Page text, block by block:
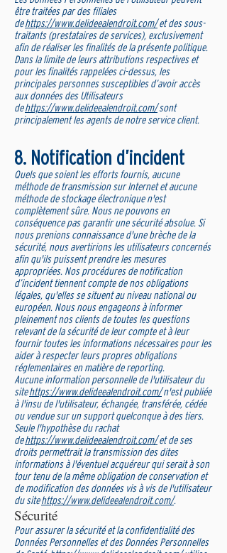
être traitées par des filiales
dehttps://www.delideealendroit.com/et des sous-
traitants (prestataires de services), exclusivement
afin de réaliser les finalités de la présente politique.
Dans la limite de leurs attributions respectives et
pour les finalités rappelées ci-dessus, les
principales personnes susceptibles d’avoir accès
aux données des Utilisateurs
dehttps://www.delideealendroit.com/sont
principalement les agents de notre service client.
8. Notification d’incident
Quels que soient les efforts fournis, aucune
méthode de transmission sur Internet et aucune
méthode de stockage électronique n'est
complètement sûre. Nous ne pouvons en
conséquence pas garantir une sécurité absolue. Si
nous prenions connaissance d'une brèche de la
sécurité, nous avertirions les utilisateurs concernés
afin qu'ils puissent prendre les mesures
appropriées. Nos procédures de notification
d’incident tiennent compte de nos obligations
légales, qu'elles se situent au niveau national ou
européen. Nous nous engageons à informer
pleinement nos clients de toutes les questions
relevant de la sécurité de leur compte et à leur
fournir toutes les informations nécessaires pour les
aider à respecter leurs propres obligations
réglementaires en matière de reporting.
Aucune information personnelle de l'utilisateur du
sitehttps://www.delideealendroit.com/n'est publiée
à l'insu de l'utilisateur, échangée, transférée, cédée
ou vendue sur un support quelconque à des tiers.
Seule l'hypothèse du rachat
dehttps://www.delideealendroit.com/et de ses
droits permettrait la transmission des dites
informations à l'éventuel acquéreur qui serait à son
tour tenu de la même obligation de conservation et
de modification des données vis à vis de l'utilisateur
du sitehttps://www.delideealendroit.com/.
Sécurité
Pour assurer la sécurité et la confidentialité des
Données Personnelles et des Données Personnelles